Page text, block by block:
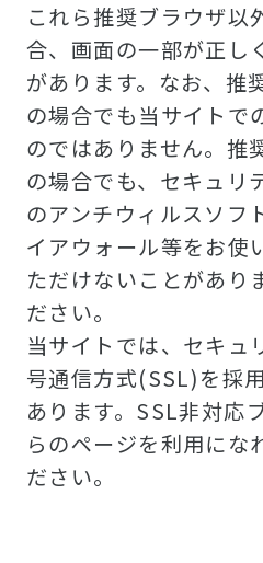
これら推奨ブラウザ以
合、画面の一部が正し
があります。なお、推
の場合でも当サイトで
のではありません。推
の場合でも、セキュリ
のアンチウィルスソフ
イアウォール等をお使
ただけないことがあり
ださい。
当サイトでは、セキュ
号通信方式(SSL)を採
あります。SSL非対応
らのページを利用にな
ださい。